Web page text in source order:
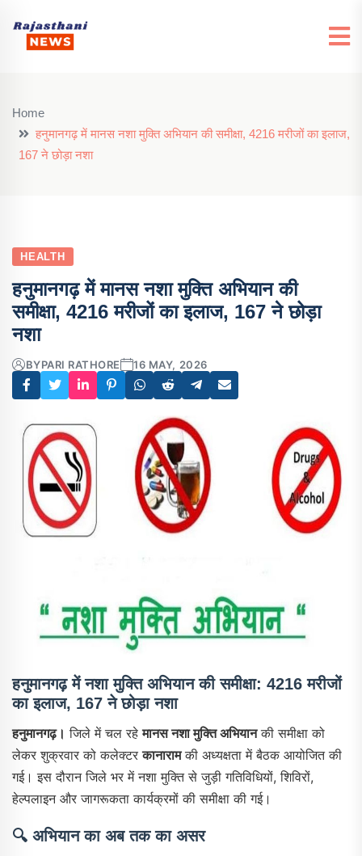
Home
हनुमानगढ़ में मानस नशा मुक्ति अभियान की समीक्षा, 4216 मरीजों का इलाज,
167 ने छोड़ा नशा
HEALTH
हनुमानगढ़ में मानस नशा मुक्ति अभियान की
समीक्षा, 4216 मरीजों का इलाज, 167 ने छोड़ा
नशा
BYPARI RATHORE 16 MAY, 2026
हनुमानगढ़ में नशा मुक्ति अभियान की समीक्षा: 4216 मरीजों
का इलाज, 167 ने छोड़ा नशा
हनुमानगढ़। जिले में चल रहेमानस नशा मुक्ति अभियानकी समीक्षा को
लेकर शुक्रवार को कलेक्टरकानारामकी अध्यक्षता में बैठक आयोजित की
गई। इस दौरान जिले भर में नशा मुक्ति से जुड़ी गतिविधियों, शिविरों,
हेल्पलाइन और जागरूकता कार्यक्रमों की समीक्षा की गई।
🔍 अभियान का अब तक का असर